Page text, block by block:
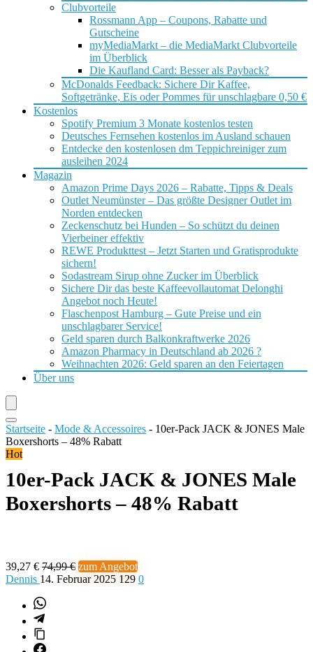
Clubvorteile
Rossmann App – Coupons, Rabatte und
Gutscheine
myMediaMarkt – die MediaMarkt Clubvorteile
im Überblick
Die Kaufland Card: Besser als Payback?
McDonalds Feedback: Sichere Dir Kaffee,
Softgetränke, Eis oder Pommes für unschlagbare 0,50 €
Kostenlos
Spotify Premium 3 Monate kostenlos testen
Deutsches Fernsehen kostenlos im Ausland schauen
Entdecke den kostenlosen dm Teppichreiniger zum
ausleihen 2024
Magazin
Amazon Prime Days 2026 – Rabatte, Tipps & Deals
Outlet Neumünster – Das größte Designer Outlet im
Norden entdecken
Zeckenschutz bei Hunden – So schützt du deinen
Vierbeiner effektiv
REWE Produkttest – Jetzt Starten und Gratisprodukte
sichern!
Sodastream Sirup ohne Zucker im Überblick
Sichere Dir das beste Kaffeevollautomat Delonghi
Angebot noch Heute!
Flaschenpost Hamburg – Gute Preise und ein
unschlagbarer Service!
Geld sparen durch Balkonkraftwerke 2026
Amazon Pharmacy in Deutschland ab 2026 ?
Weihnachten 2026: Geld sparen an den Feiertagen
Über uns
Startseite - Mode & Accessoires - 10er-Pack JACK & JONES Male
Boxershorts – 48% Rabatt
Hot
10er-Pack JACK & JONES Male
Boxershorts – 48% Rabatt
39,27 € 74,99 € zum Angebot
Dennis 14. Februar 2025 129 0